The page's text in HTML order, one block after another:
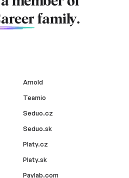
family.
Arnold
Teamio
Seduo.cz
Seduo.sk
Platy.cz
Platy.sk
Paylab.com